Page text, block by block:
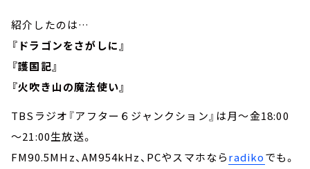
紹介したのは…
『ドラゴンをさがしに』
『護国記』
『火吹き山の魔法使い』
TBSラジオ『アフター６ジャンクション』は月～金18:00
～21:00生放送。
FM90.5MHz、AM954kHz、PCやスマホならradikoでも。